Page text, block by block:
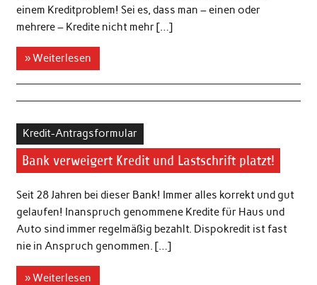
einem Kreditproblem! Sei es, dass man – einen oder
mehrere – Kredite nicht mehr […]
» Weiterlesen
Kredit-Antragsformular
Bank verweigert Kredit und Lastschrift platzt!
Seit 28 Jahren bei dieser Bank! Immer alles korrekt und gut
gelaufen! Inanspruch genommene Kredite für Haus und
Auto sind immer regelmäßig bezahlt. Dispokredit ist fast
nie in Anspruch genommen. […]
» Weiterlesen